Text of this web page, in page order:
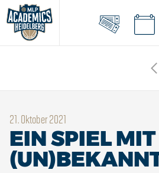
21. Oktober 2021
EIN SPIEL